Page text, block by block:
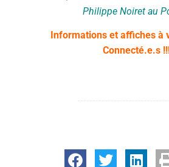
Philippe Noiret au
Informations et affiches à
Connecté.e.s